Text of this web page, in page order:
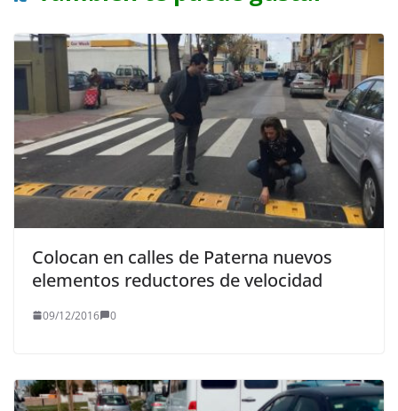
Colocan en calles de Paterna nuevos
elementos reductores de velocidad
09/12/2016 0